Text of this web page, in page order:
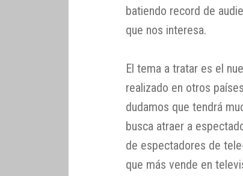
batiendo record de
que nos interesa.
El tema a tratar es el
realizado en otros
dudamos que tendrá
busca atraer a
de espectadores de
que más vende en